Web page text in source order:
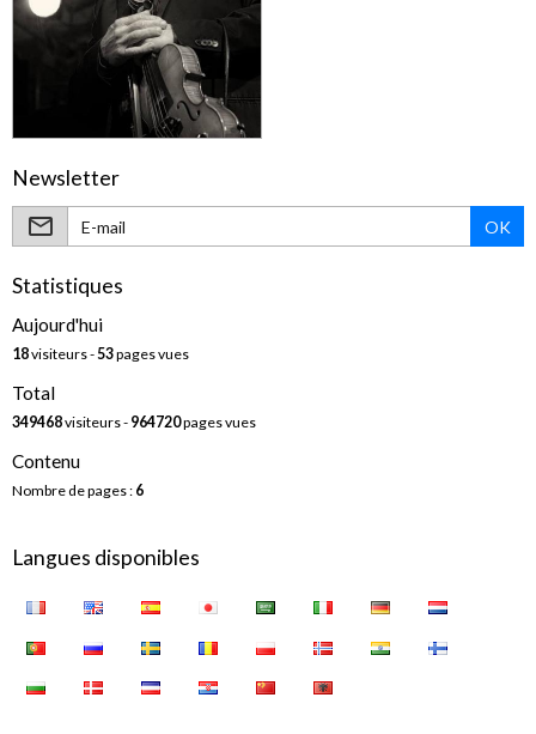
Newsletter
OK
Statistiques
Aujourd'hui
18visiteurs -53pages vues
Total
349468visiteurs - 964720pages vues
Contenu
Nombre de pages : 6
Langues disponibles